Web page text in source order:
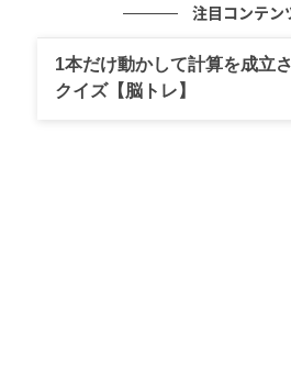
注目コンテン
1本だけ動かして計算を成立
クイズ【脳トレ】